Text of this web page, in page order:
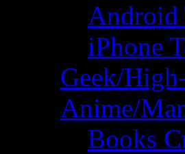
Android
iPhone
Geek/
Anime/
Books